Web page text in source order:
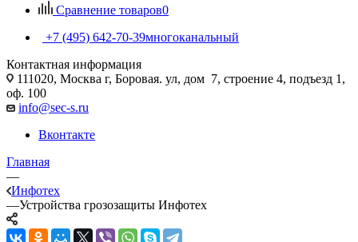
Сравнение товаров0
+7 (495) 642-70-39многоканальный
Контактная информация
111020, Москва г, Боровая. ул, дом 7, строение 4, подъезд 1,
оф. 100
info@sec-s.ru
Вконтакте
Главная
—
Инфотех
—Устройства грозозащиты Инфотех